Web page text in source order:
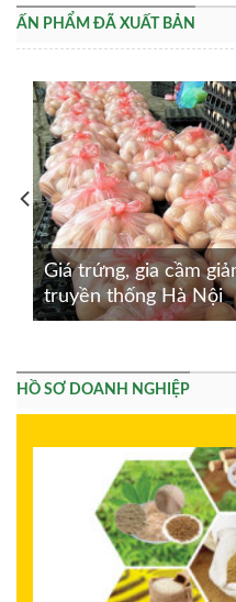
ẤN PHẨM ĐÃ XUẤT BẢN
Giá trứng, gia cầm
truyền thống Hà Nội
HỒ SƠ DOANH NGHIỆP